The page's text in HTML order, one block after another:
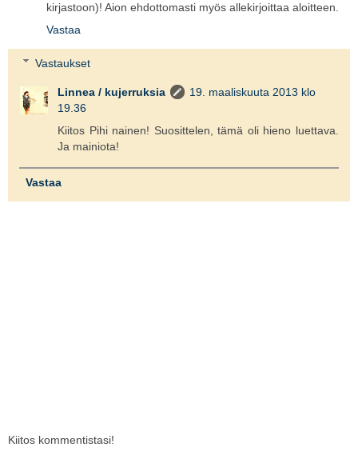
kirjastoon)! Aion ehdottomasti myös allekirjoittaa aloitteen.
Vastaa
Vastaukset
Linnea / kujerruksia
19. maaliskuuta 2013 klo
19.36
Kiitos Pihi nainen! Suosittelen, tämä oli hieno luettava.
Ja mainiota!
Vastaa
Kiitos kommentistasi!